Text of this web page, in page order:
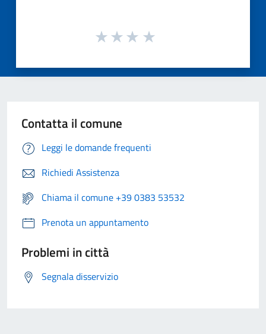
Contatta il comune
Leggi le domande frequenti
Richiedi Assistenza
Chiama il comune +39 0383 53532
Prenota un appuntamento
Problemi in città
Segnala disservizio